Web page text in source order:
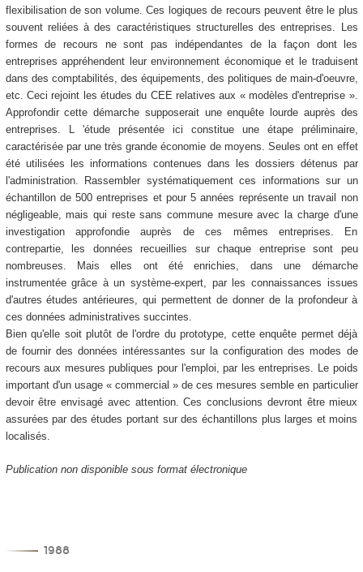
flexibilisation de son volume. Ces logiques de recours peuvent être le plus
souvent reliées à des caractéristiques structurelles des entreprises. Les
formes de recours ne sont pas indépendantes de la façon dont les
entreprises appréhendent leur environnement économique et le traduisent
dans des comptabilités, des équipements, des politiques de main-d'oeuvre,
etc. Ceci rejoint les études du CEE relatives aux « modèles d'entreprise ».
Approfondir cette démarche supposerait une enquête lourde auprès des
entreprises. L 'étude présentée ici constitue une étape préliminaire,
caractérisée par une très grande économie de moyens. Seules ont en effet
été utilisées les informations contenues dans les dossiers détenus par
l'administration. Rassembler systématiquement ces informations sur un
échantillon de 500 entreprises et pour 5 années représente un travail non
négligeable, mais qui reste sans commune mesure avec la charge d'une
investigation approfondie auprès de ces mêmes entreprises. En
contrepartie, les données recueillies sur chaque entreprise sont peu
nombreuses. Mais elles ont été enrichies, dans une démarche
instrumentée grâce à un système-expert, par les connaissances issues
d'autres études antérieures, qui permettent de donner de la profondeur à
ces données administratives succintes.
Bien qu'elle soit plutôt de l'ordre du prototype, cette enquête permet déjà
de fournir des données intéressantes sur la configuration des modes de
recours aux mesures publiques pour l'emploi, par les entreprises. Le poids
important d'un usage « commercial » de ces mesures semble en particulier
devoir être envisagé avec attention. Ces conclusions devront être mieux
assurées par des études portant sur des échantillons plus larges et moins
localisés.
Publication non disponible sous format électronique
1988